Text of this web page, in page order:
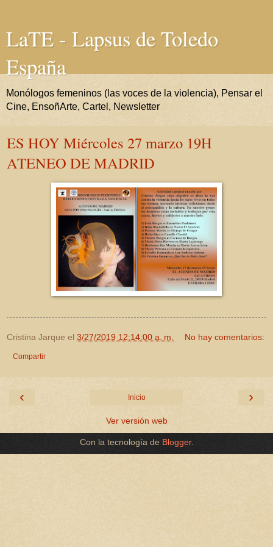
LaTE - Lapsus de Toledo
España
Monólogos femeninos (las voces de la violencia), Pensar el
Cine, EnsoñArte, Cartel, Newsletter
ES HOY Miércoles 27 marzo 19H
ATENEO DE MADRID
Cristina Jarque el 3/27/2019 12:14:00 a. m. No hay comentarios:
Compartir
‹ ›
Inicio
Ver versión web
Con la tecnología de Blogger.